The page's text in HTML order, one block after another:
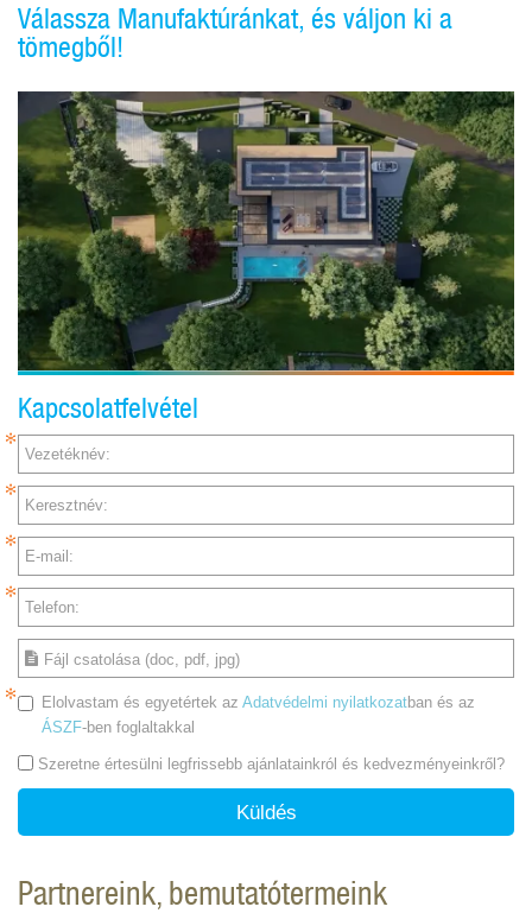
Válassza Manufaktúránkat, és váljon ki a
tömegből!
Kapcsolatfelvétel
Vezetéknév:
Keresztnév:
E-mail:
Telefon:
Fájl csatolása (doc, pdf, jpg)
Elolvastam és egyetértek az Adatvédelmi nyilatkozatban és az
ÁSZF-ben foglaltakkal
Szeretne értesülni legfrissebb ajánlatainkról és kedvezményeinkről?
Küldés
Partnereink, bemutatótermeink